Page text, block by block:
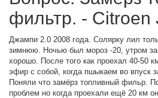
фильтр. - Citroen
Джампи 2.0 2008 года. Солярку лил
зимнюю. Ночью был мороз -20, утром
хорошо. После того как проехал 40-50
эфир с собой, когда пшыкаем во впуск
Поняли что замёрз топливный фильр.
проблем но когда проехали ещё 20 км